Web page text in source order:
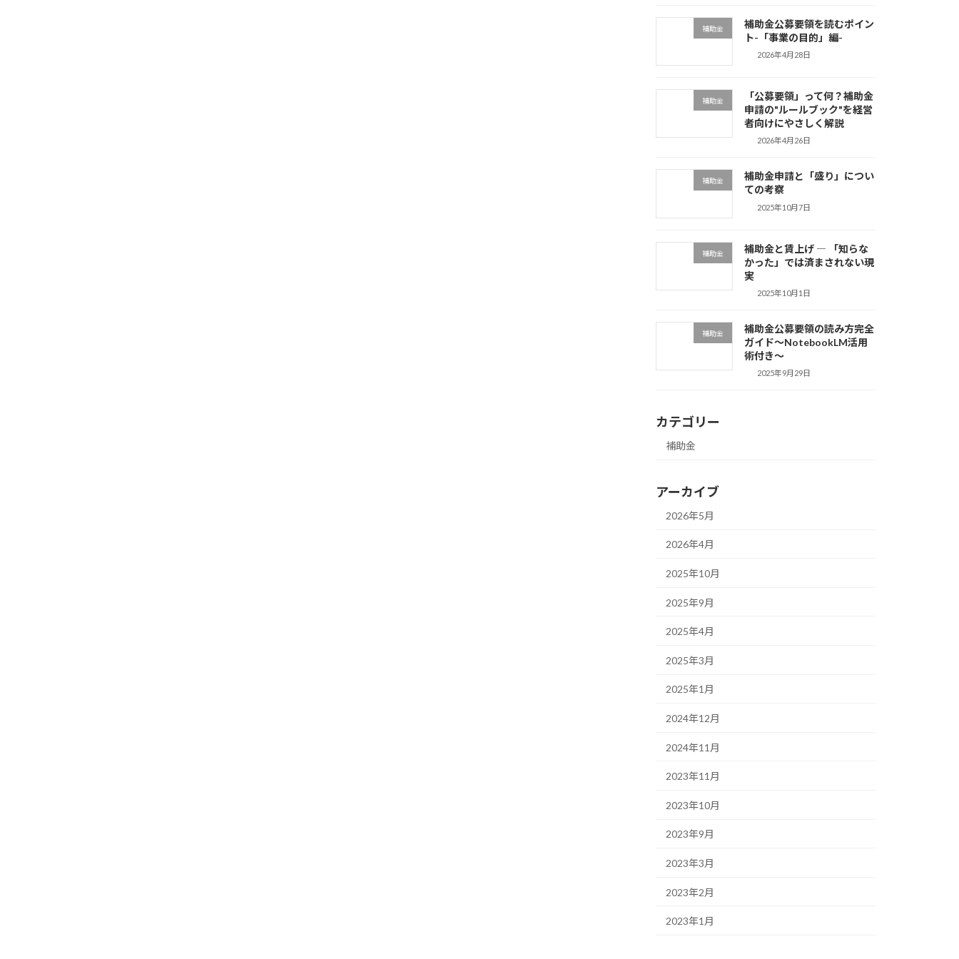
補助金
補助金公募要領を読むポイン
ト-「事業の目的」編-
2026年4月28日
補助金
「公募要領」って何？補助金
申請の"ルールブック"を経営
者向けにやさしく解説
2026年4月26日
補助金
補助金申請と「盛り」につい
ての考察
2025年10月7日
補助金
補助金と賃上げ ― 「知らな
かった」では済まされない現
実
2025年10月1日
補助金
補助金公募要領の読み方完全
ガイド〜NotebookLM活用
術付き〜
2025年9月29日
カテゴリー
補助金
アーカイブ
2026年5月
2026年4月
2025年10月
2025年9月
2025年4月
2025年3月
2025年1月
2024年12月
2024年11月
2023年11月
2023年10月
2023年9月
2023年3月
2023年2月
2023年1月